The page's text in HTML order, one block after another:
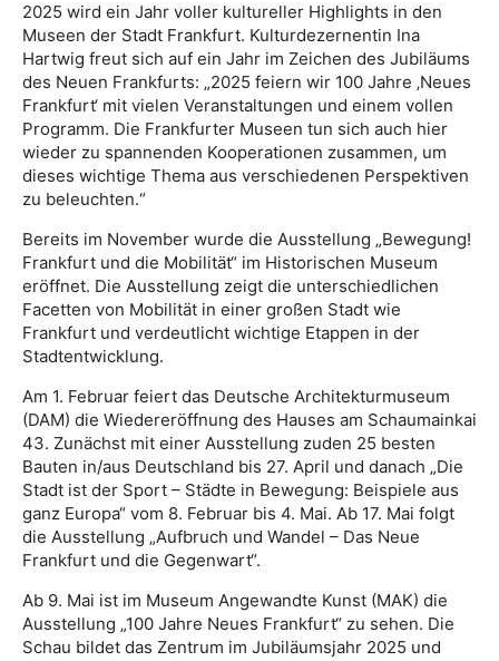
2025 wird ein Jahr voller kultureller Highlights in den
Museen der Stadt Frankfurt. Kulturdezernentin Ina
Hartwig freut sich auf ein Jahr im Zeichen des Jubiläums
des Neuen Frankfurts: „2025 feiern wir 100 Jahre ‚Neues
Frankfurt‘ mit vielen Veranstaltungen und einem vollen
Programm. Die Frankfurter Museen tun sich auch hier
wieder zu spannenden Kooperationen zusammen, um
dieses wichtige Thema aus verschiedenen Perspektiven
zu beleuchten.“
Bereits im November wurde die Ausstellung „Bewegung!
Frankfurt und die Mobilität“ im Historischen Museum
eröffnet. Die Ausstellung zeigt die unterschiedlichen
Facetten von Mobilität in einer großen Stadt wie
Frankfurt und verdeutlicht wichtige Etappen in der
Stadtentwicklung.
Am 1. Februar feiert das Deutsche Architekturmuseum
(DAM) die Wiedereröffnung des Hauses am Schaumainkai
43. Zunächst mit einer Ausstellung zuden 25 besten
Bauten in/aus Deutschland bis 27. April und danach „Die
Stadt ist der Sport – Städte in Bewegung: Beispiele aus
ganz Europa“ vom 8. Februar bis 4. Mai. Ab 17. Mai folgt
die Ausstellung „Aufbruch und Wandel – Das Neue
Frankfurt und die Gegenwart“.
Ab 9. Mai ist im Museum Angewandte Kunst (MAK) die
Ausstellung „100 Jahre Neues Frankfurt“ zu sehen. Die
Schau bildet das Zentrum im Jubiläumsjahr 2025 und